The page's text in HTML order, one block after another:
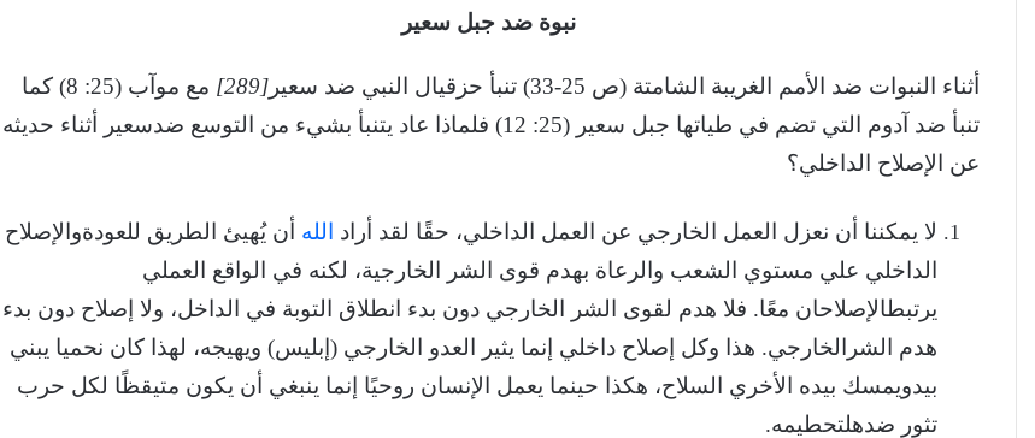
نبوة ضد جبل سعير
أثناء النبوات ضد الأمم الغريبة الشامتة (ص 25-33) تنبأ حزقيال النبي ضد سعير [289]
مع موآب (25: 8) كما
تنبأ ضد آدوم التي تضم في طياتها جبل سعير (25: 12) فلماذا عاد يتنبأ بشيء من التوسع ضدسعير أثناء حديثه
عن الإصلاح الداخلي؟
لا يمكننا أن نعزل العمل الخارجي عن العمل الداخلي، حقًا لقد أراد الله أن يُهيئ الطريق للعودةوالإصلاح
الداخلي علي مستوي الشعب والرعاة بهدم قوى الشر الخارجية، لكنه في الواقع العملي
يرتبطالإصلاحان معًا. فلا هدم لقوى الشر الخارجي دون بدء انطلاق التوبة في الداخل، ولا إصلاح دون بدء
هدم الشرالخارجي. هذا وكل إصلاح داخلي إنما يثير العدو الخارجي (إبليس) ويهيجه، لهذا كان نحميا يبني
بيدويمسك بيده الأخري السلاح، هكذا حينما يعمل الإنسان روحيًا إنما ينبغي أن يكون متيقظًا لكل حرب
تثور ضدهلتحطيمه.